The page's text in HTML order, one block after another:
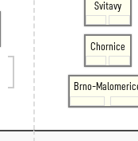
Svitavy
Chornice
Brno-